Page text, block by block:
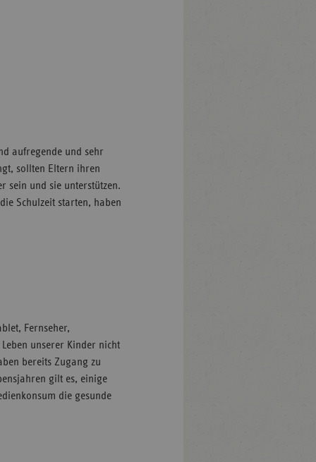
aufregende und sehr
sollten Eltern ihren
sein und sie unterstützen.
Schulzeit starten, haben
Fernseher,
unserer Kinder nicht
bereits Zugang zu
gilt es, einige
die gesunde